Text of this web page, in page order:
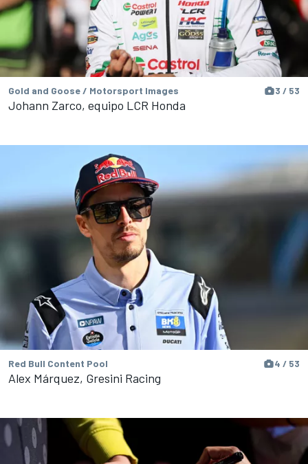
Gold and Goose / Motorsport Images 3 / 53
Johann Zarco, equipo LCR Honda
Red Bull Content Pool 4 / 53
Alex Márquez, Gresini Racing